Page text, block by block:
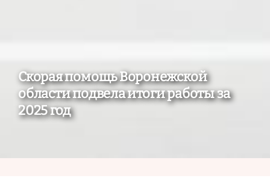
Скорая помощь Воронежской
области подвела итоги работы за
2025 год